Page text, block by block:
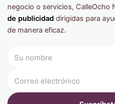
negocio o servicios, CalleOcho
de publicidad dirigidas para
de manera eficaz.